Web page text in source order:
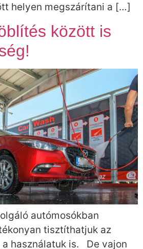
helyen megszárítani a […]
között is
autómosókban
tisztíthatjuk az
a használatuk is. De vajon